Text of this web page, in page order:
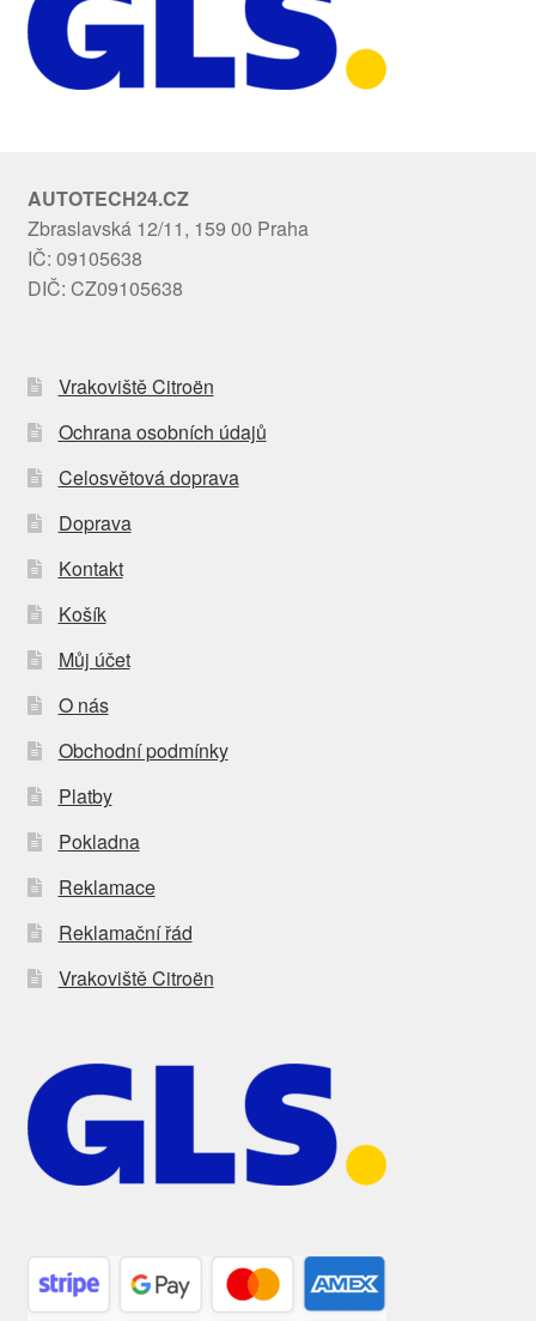
AUTOTECH24.CZ
Zbraslavská 12/11, 159 00 Praha
IČ: 09105638
DIČ: CZ09105638
Vrakoviště Citroën
Ochrana osobních údajů
Celosvětová doprava
Doprava
Kontakt
Košík
Můj účet
O nás
Obchodní podmínky
Platby
Pokladna
Reklamace
Reklamační řád
Vrakoviště Citroën